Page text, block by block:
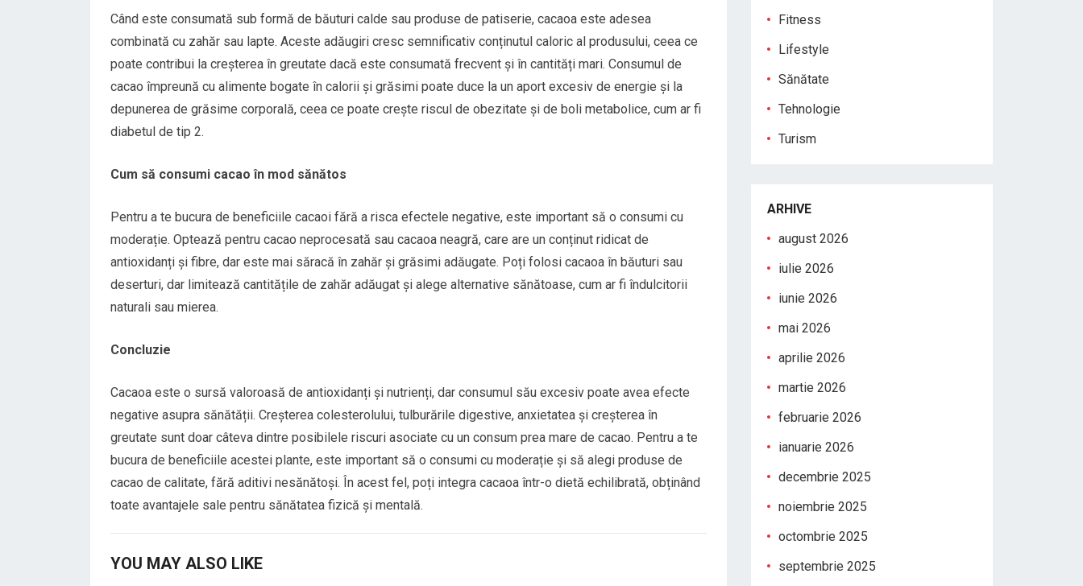
Când este consumată sub formă de băuturi calde sau produse de patiserie, cacaoa este adesea
combinată cu zahăr sau lapte. Aceste adăugiri cresc semnificativ conținutul caloric al produsului, ceea ce
poate contribui la creșterea în greutate dacă este consumată frecvent și în cantități mari. Consumul de
cacao împreună cu alimente bogate în calorii și grăsimi poate duce la un aport excesiv de energie și la
depunerea de grăsime corporală, ceea ce poate crește riscul de obezitate și de boli metabolice, cum ar fi
diabetul de tip 2.
Cum să consumi cacao în mod sănătos
Pentru a te bucura de beneficiile cacaoi fără a risca efectele negative, este important să o consumi cu
moderație. Optează pentru cacao neprocesată sau cacaoa neagră, care are un conținut ridicat de
antioxidanți și fibre, dar este mai săracă în zahăr și grăsimi adăugate. Poți folosi cacaoa în băuturi sau
deserturi, dar limitează cantitățile de zahăr adăugat și alege alternative sănătoase, cum ar fi îndulcitorii
naturali sau mierea.
Concluzie
Cacaoa este o sursă valoroasă de antioxidanți și nutrienți, dar consumul său excesiv poate avea efecte
negative asupra sănătății. Creșterea colesterolului, tulburările digestive, anxietatea și creșterea în
greutate sunt doar câteva dintre posibilele riscuri asociate cu un consum prea mare de cacao. Pentru a te
bucura de beneficiile acestei plante, este important să o consumi cu moderație și să alegi produse de
cacao de calitate, fără aditivi nesănătoși. În acest fel, poți integra cacaoa într-o dietă echilibrată, obținând
toate avantajele sale pentru sănătatea fizică și mentală.
YOU MAY ALSO LIKE
Fitness
Lifestyle
Sănătate
Tehnologie
Turism
ARHIVE
august 2026
iulie 2026
iunie 2026
mai 2026
aprilie 2026
martie 2026
februarie 2026
ianuarie 2026
decembrie 2025
noiembrie 2025
octombrie 2025
septembrie 2025